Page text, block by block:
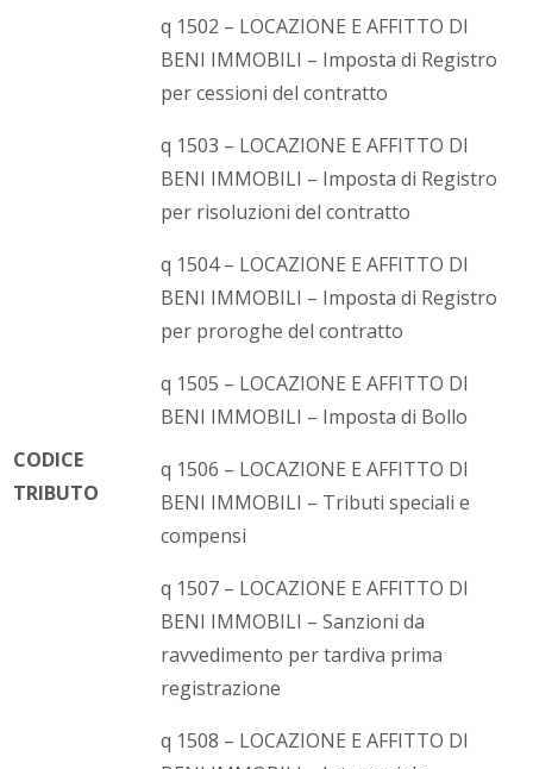
CODICE
TRIBUTO
q 1502 – LOCAZIONE E AFFITTO DI
BENI IMMOBILI – Imposta di Registro
per cessioni del contratto
q 1503 – LOCAZIONE E AFFITTO DI
BENI IMMOBILI – Imposta di Registro
per risoluzioni del contratto
q 1504 – LOCAZIONE E AFFITTO DI
BENI IMMOBILI – Imposta di Registro
per proroghe del contratto
q 1505 – LOCAZIONE E AFFITTO DI
BENI IMMOBILI – Imposta di Bollo
q 1506 – LOCAZIONE E AFFITTO DI
BENI IMMOBILI – Tributi speciali e
compensi
q 1507 – LOCAZIONE E AFFITTO DI
BENI IMMOBILI – Sanzioni da
ravvedimento per tardiva prima
registrazione
q 1508 – LOCAZIONE E AFFITTO DI